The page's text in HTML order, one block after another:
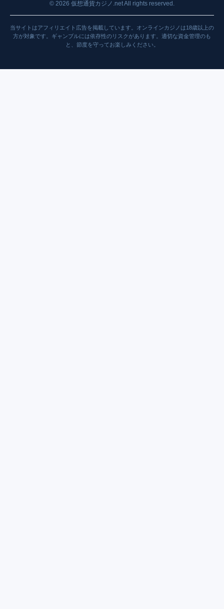
© 2026 仮想通貨カジノ.net All rights reserved.
当サイトはアフィリエイト広告を掲載しています。オンラインカジノは18歳以上の
方が対象です。ギャンブルには依存性のリスクがあります。適切な資金管理のも
と、節度を守ってお楽しみください。